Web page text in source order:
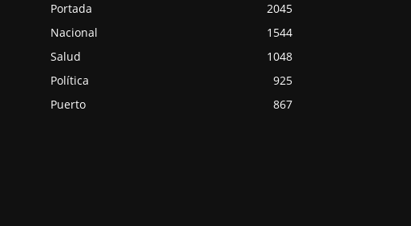
Portada
2045
Nacional
1544
Salud
1048
Política
925
Puerto
867